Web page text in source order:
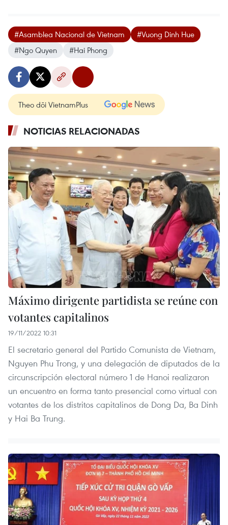
#Asamblea Nacional de Vietnam
#Vuong Dinh Hue
#Ngo Quyen
#Hai Phong
Theo dõi VietnamPlus
NOTICIAS RELACIONADAS
Máximo dirigente partidista se reúne con
votantes capitalinos
19/11/2022 10:31
El secretario general del Partido Comunista de Vietnam,
Nguyen Phu Trong, y una delegación de diputados de la
circunscripción electoral número 1 de Hanoi realizaron
un encuentro en forma tanto presencial como virtual con
votantes de los distritos capitalinos de Dong Da, Ba Dinh
y Hai Ba Trung.